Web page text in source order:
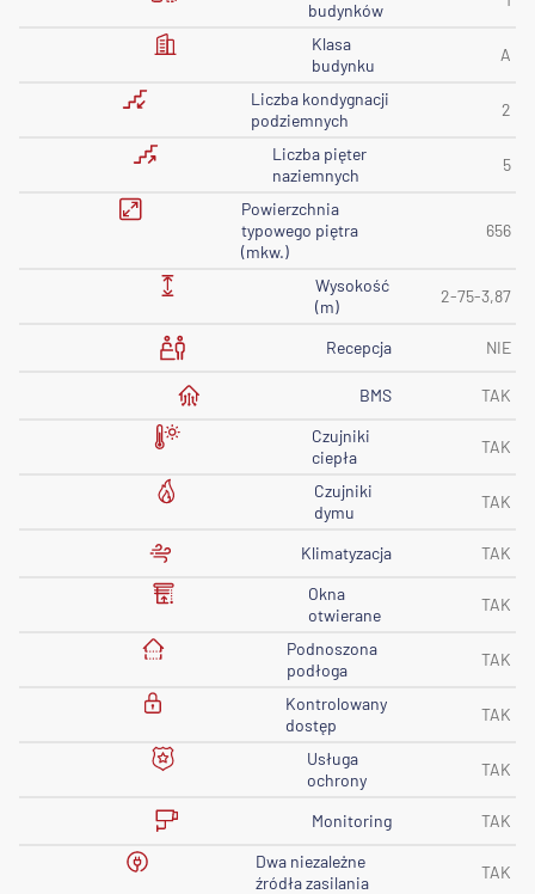
budynków
Klasa
budynku
A
Liczba kondygnacji
podziemnych
2
Liczba pięter
naziemnych
5
Powierzchnia
typowego piętra
(mkw.)
656
Wysokość
(m)
2-75-3,87
Recepcja NIE
BMS
TAK
Czujniki
ciepła
TAK
Czujniki
dymu
TAK
Klimatyzacja
TAK
Okna
otwierane
TAK
Podnoszona
podłoga
TAK
Kontrolowany
dostęp
TAK
Usługa
ochrony
TAK
Monitoring
TAK
Dwa niezależne
źródła zasilania
TAK